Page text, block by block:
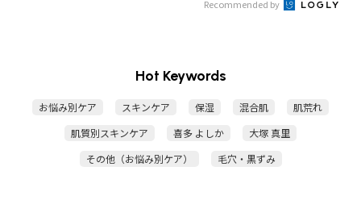
Recommended by
Hot Keywords
お悩み別ケア スキンケア 保湿 混合肌
肌荒れ
肌質別スキンケア
喜多 よしか
大塚 真里
その他（お悩み別ケア）
毛穴・黒ずみ